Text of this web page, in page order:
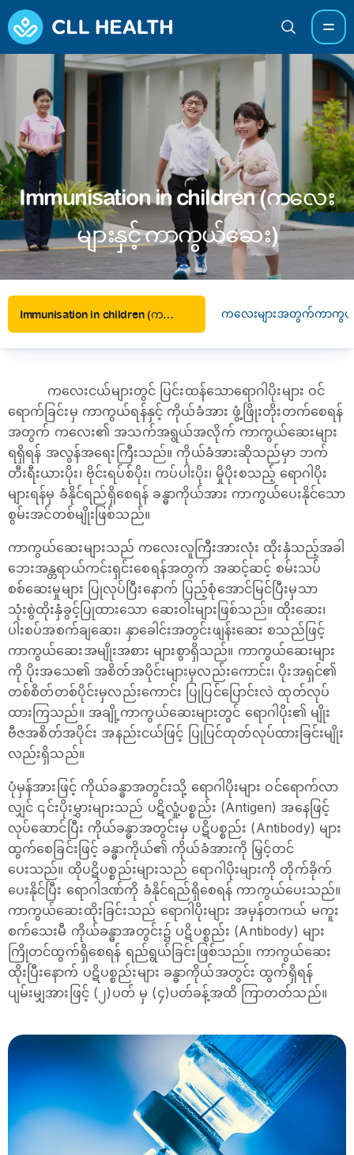
Immunisation in children (ကလေး
များနှင့် ကာကွယ်ဆေး)
Immunisation in children (ကလေးများနှင့် ကာကွယ်ဆေး) ကလေးများအတွက်ကာကွယ်
ကလေးငယ်များတွင် ပြင်းထန်သောရောဂါပိုးများ ဝင်
ရောက်ခြင်းမှ ကာကွယ်ရန်နှင့် ကိုယ်ခံအား ဖွံ့ဖြိုးတိုးတက်စေရန်
အတွက် ကလေး၏ အသက်အရွယ်အလိုက် ကာကွယ်ဆေးများ
ရရှိရန် အလွန်အရေးကြီးသည်။ ကိုယ်ခံအားဆိုသည်မှာ ဘက်
တီးရီးယားပိုး၊ ဗိုင်းရပ်စ်ပိုး၊ ကပ်ပါးပိုး၊ မှိုပိုးစသည့် ရောဂါပိုး
များရန်မှ ခံနိုင်ရည်ရှိစေရန် ခန္ဓာကိုယ်အား ကာကွယ်ပေးနိုင်သော
စွမ်းအင်တစ်မျိုးဖြစ်သည်။
ကာကွယ်ဆေးများသည် ကလေးလူကြီးအားလုံး ထိုးနှံသည့်အခါ
ဘေးအန္တရာယ်ကင်းရှင်းစေရန်အတွက် အဆင့်ဆင့် စမ်းသပ်
စစ်ဆေးမှုများ ပြုလုပ်ပြီးနောက် ပြည့်စုံအောင်မြင်ပြီးမှသာ
သုံးစွဲထိုးနှံခွင့်ပြုထားသော ဆေးဝါးများဖြစ်သည်။ ထိုးဆေး၊
ပါးစပ်အစက်ချဆေး၊ နှာခေါင်းအတွင်းဖျန်းဆေး စသည်ဖြင့်
ကာကွယ်ဆေးအမျိုးအစား များစွာရှိသည်။ ကာကွယ်ဆေးများ
ကို ပိုးအသေ၏ အစိတ်အပိုင်းများမှလည်းကောင်း၊ ပိုးအရှင်၏
တစ်စိတ်တစ်ပိုင်းမှလည်းကောင်း ပြုပြင်ပြောင်းလဲ ထုတ်လုပ်
ထားကြသည်။ အချို့ကာကွယ်ဆေးများတွင် ရောဂါပိုး၏ မျိုး
ဗီဇအစိတ်အပိုင်း အနည်းငယ်ဖြင့် ပြုပြင်ထုတ်လုပ်ထားခြင်းမျိုး
လည်းရှိသည်။
ပုံမှန်အားဖြင့် ကိုယ်ခန္ဓာအတွင်းသို့ ရောဂါပိုးများ ဝင်ရောက်လာ
လျှင် ၎င်းပိုးမွှားများသည် ပဋိလှုံ့ပစ္စည်း (Antigen) အနေဖြင့်
လုပ်ဆောင်ပြီး ကိုယ်ခန္ဓာအတွင်းမှ ပဋိပစ္စည်း (Antibody) များ
ထွက်စေခြင်းဖြင့် ခန္ဓာကိုယ်၏ ကိုယ်ခံအားကို မြှင့်တင်
ပေးသည်။ ထိုပဋိပစ္စည်းများသည် ရောဂါပိုးများကို တိုက်ခိုက်
ပေးနိုင်ပြီး ရောဂါဒဏ်ကို ခံနိုင်ရည်ရှိစေရန် ကာကွယ်ပေးသည်။
ကာကွယ်ဆေးထိုးခြင်းသည် ရောဂါပိုးများ အမှန်တကယ် မကူး
စက်သေးမီ ကိုယ်ခန္ဓာအတွင်း၌ ပဋိပစ္စည်း (Antibody) များ
ကြိုတင်ထွက်ရှိစေရန် ရည်ရွယ်ခြင်းဖြစ်သည်။ ကာကွယ်ဆေး
ထိုးပြီးနောက် ပဋိပစ္စည်းများ ခန္ဓာကိုယ်အတွင်း ထွက်ရှိရန်
ပျမ်းမျှအားဖြင့် (၂)ပတ် မှ (၄)ပတ်ခန့်အထိ ကြာတတ်သည်။